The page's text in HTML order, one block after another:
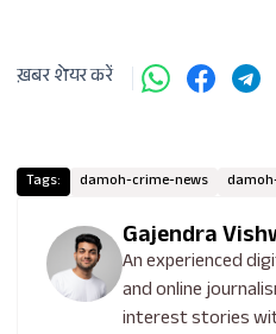
ख़बर शेयर करें
Tags: damoh-crime-news
Gajendra
An experienced
and online
interest stories